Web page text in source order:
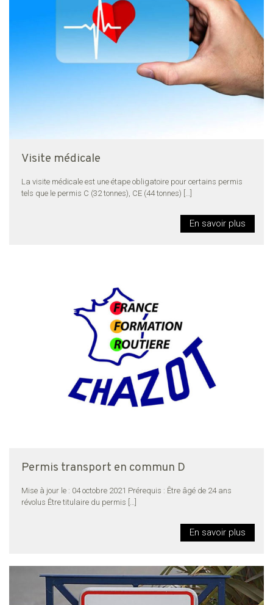
Visite médicale
La visite médicale est une étape obligatoire pour certains permis
tels que le permis C (32 tonnes), CE (44 tonnes) […]
En savoir plus
Permis transport en commun D
Mise à jour le : 04 octobre 2021 Prérequis : Être âgé de 24 ans
révolus Être titulaire du permis […]
En savoir plus